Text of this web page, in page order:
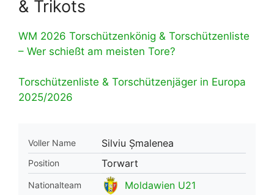
& Trikots
WM 2026 Torschützenkönig & Torschützenliste
– Wer schießt am meisten Tore?
Torschützenliste & Torschützenjäger in Europa
2025/2026
Voller Name Silviu Șmalenea
Position Torwart
Nationalteam Moldawien U21